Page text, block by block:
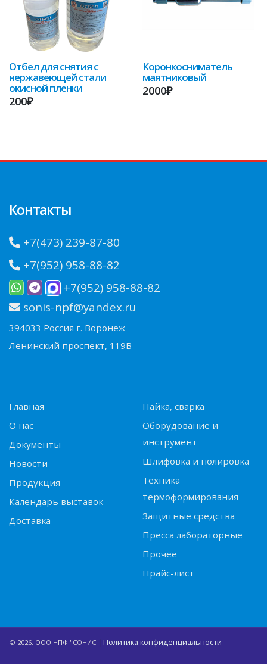
Отбел для снятия с
нержавеющей стали
окисной пленки
200₽
Коронкосниматель
маятниковый
2000₽
Контакты
+7(473) 239-87-80
+7(952) 958-88-82
+7(952) 958-88-82
sonis-npf@yandex.ru
394033 Россия г. Воронеж
Ленинский проспект, 119В
Главная
О нас
Документы
Новости
Продукция
Календарь выставок
Доставка
Пайка, сварка
Оборудование и
инструмент
Шлифовка и полировка
Техника
термоформирования
Защитные средства
Пресса лабораторные
Прочее
Прайс-лист
© 2026. ООО НПФ "СОНИС" |Политика конфиденциальности